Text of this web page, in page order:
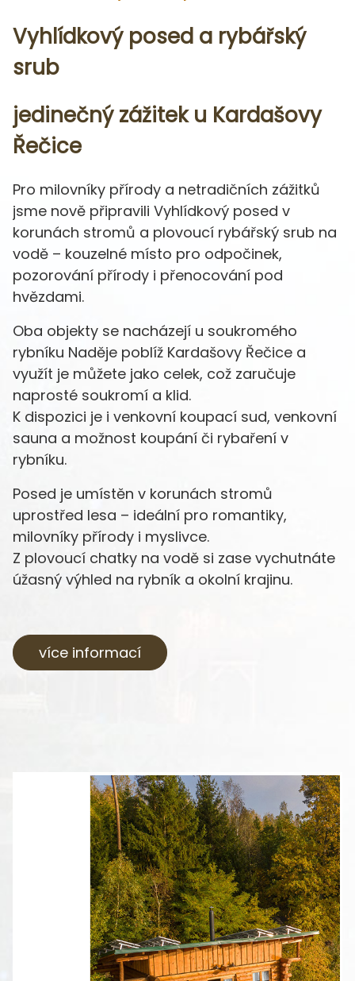
Vyhlídkový posed a rybářský
srub
jedinečný zážitek u Kardašovy
Řečice
Pro milovníky přírody a netradičních zážitků
jsme nově připravili Vyhlídkový posed v
korunách stromů a plovoucí rybářský srub na
vodě – kouzelné místo pro odpočinek,
pozorování přírody i přenocování pod
hvězdami.
Oba objekty se nacházejí u soukromého
rybníku Naděje poblíž Kardašovy Řečice a
využít je můžete jako celek, což zaručuje
naprosté soukromí a klid.
K dispozici je i venkovní koupací sud, venkovní
sauna a možnost koupání či rybaření v
rybníku.
Posed je umístěn v korunách stromů
uprostřed lesa – ideální pro romantiky,
milovníky přírody i myslivce.
Z plovoucí chatky na vodě si zase vychutnáte
úžasný výhled na rybník a okolní krajinu.
více informací